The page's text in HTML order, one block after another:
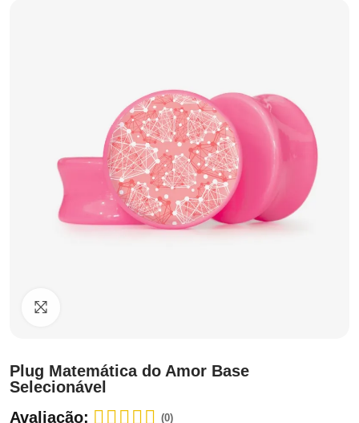
Plug Matemática do Amor Base
Selecionável
Avaliação:
(0)